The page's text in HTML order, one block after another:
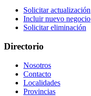
Solicitar actualización
Incluir nuevo negocio
Solicitar eliminación
Directorio
Nosotros
Contacto
Localidades
Provincias